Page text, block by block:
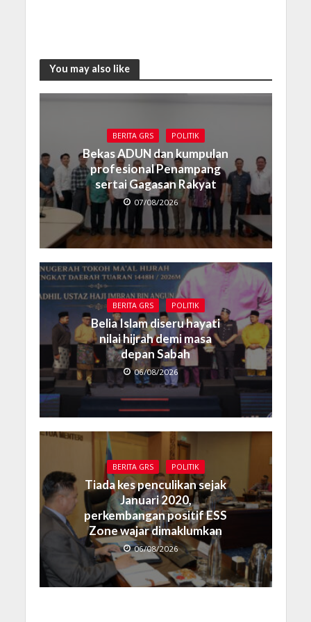
You may also like
BERITA GRS POLITIK
Bekas ADUN dan kumpulan
profesional Penampang
sertai Gagasan Rakyat
07/08/2026
BERITA GRS POLITIK
Belia Islam diseru hayati
nilai hijrah demi masa
depan Sabah
06/08/2026
BERITA GRS POLITIK
Tiada kes penculikan sejak
Januari 2020,
perkembangan positif ESS
Zone wajar dimaklumkan
06/08/2026